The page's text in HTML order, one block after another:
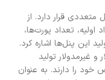
قرار دارد. از
تعداد پورت‌ها،
این پنل‌ها اشاره کرد.
غیرمدولار تولید
را دارند. به عنوان